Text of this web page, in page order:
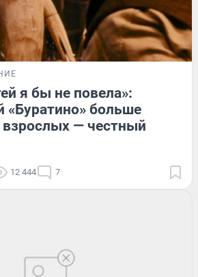
я бы не повела»:
«Буратино» больше
взрослых — честный
12 444 7